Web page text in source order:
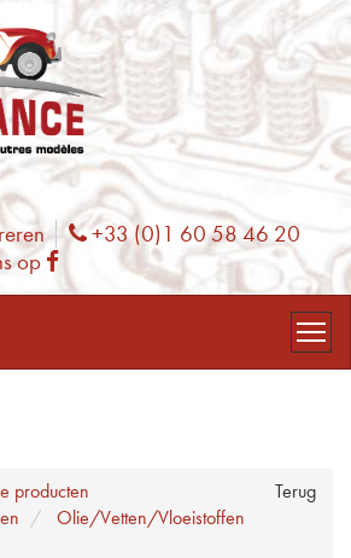
Phone
+33 (0)1 60 58 46 20
op Facebook
Terug
producten
Olie/Vetten/Vloeistoffen